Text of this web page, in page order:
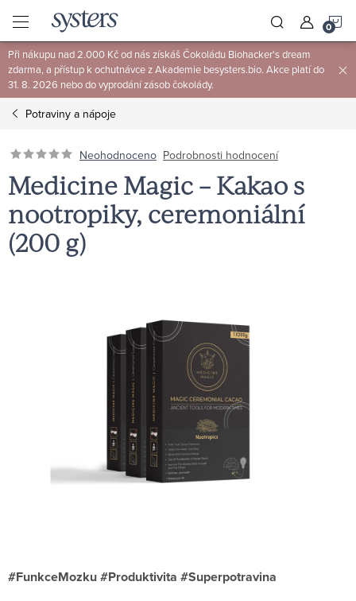
obsah
Při nákupu nad 2.000 Kč od nás získáš Čokoládu Biohacker's dream
zdarma, a přístup k ochutnávce z Akademie besysters.bio. Akce platí do
31. 8. 2026 nebo do vyprodání zásob čokolády.
Potraviny a nápoje
Neohodnoceno Podrobnosti hodnocení
Medicine Magic – Kakao s
nootropiky, ceremoniální
(200 g)
#FunkceMozku #Produktivita #Superpotravina